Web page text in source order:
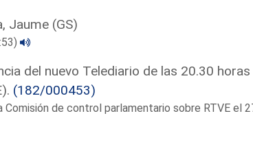
Jaume (GS)
del nuevo Telediario de las 20.30
(182/000453)
Comisión de control parlamentario sobre RTVE el